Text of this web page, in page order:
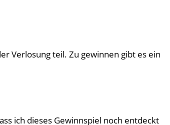
Verlosung teil. Zu gewinnen gibt es ein
ich dieses Gewinnspiel noch entdeckt